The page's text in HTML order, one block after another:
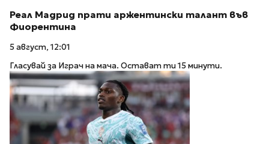
Реал Мадрид прати аржентински талант във
Фиорентина
5 август, 12:01
Гласувай за Играч на мача. Остават ти 15 минути.